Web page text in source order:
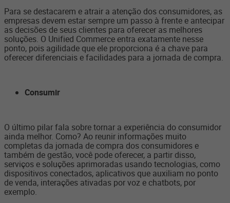
Para se destacarem e atrair a atenção dos consumidores, as
empresas devem estar sempre um passo à frente e antecipar
as decisões de seus clientes para oferecer as melhores
soluções. O Unified Commerce entra exatamente nesse
ponto, pois agilidade que ele proporciona é a chave para
oferecer diferenciais e facilidades para a jornada de compra.
Consumir
O último pilar fala sobre tornar a experiência do consumidor
ainda melhor. Como? Ao reunir informações muito
completas da jornada de compra dos consumidores e
também de gestão, você pode oferecer, a partir disso,
serviços e soluções aprimoradas usando tecnologias, como
dispositivos conectados, aplicativos que auxiliam no ponto
de venda, interações ativadas por voz e chatbots, por
exemplo.